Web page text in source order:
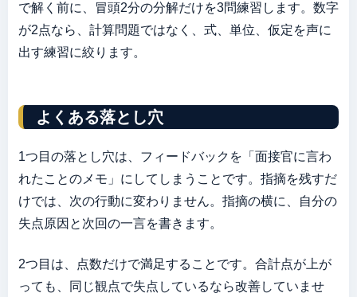
で解く前に、冒頭2分の分解だけを3問練習します。数字
が2点なら、計算問題ではなく、式、単位、仮定を声に
出す練習に絞ります。
よくある落とし穴
1つ目の落とし穴は、フィードバックを「面接官に言わ
れたことのメモ」にしてしまうことです。指摘を残すだ
けでは、次の行動に変わりません。指摘の横に、自分の
失点原因と次回の一言を書きます。
2つ目は、点数だけで満足することです。合計点が上が
っても、同じ観点で失点しているなら改善していませ